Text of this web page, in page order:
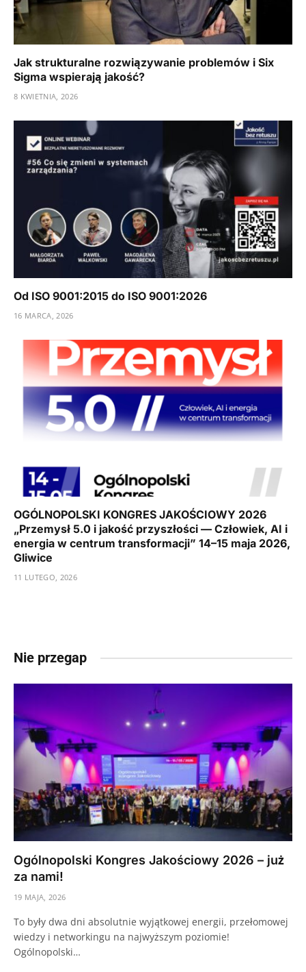
Jak strukturalne rozwiązywanie problemów i Six
Sigma wspierają jakość?
8 KWIETNIA, 2026
Od ISO 9001:2015 do ISO 9001:2026
16 MARCA, 2026
OGÓLNOPOLSKI KONGRES JAKOŚCIOWY 2026
„Przemysł 5.0 i jakość przyszłości — Człowiek, AI i
energia w centrum transformacji” 14–15 maja 2026,
Gliwice
11 LUTEGO, 2026
Nie przegap
Ogólnopolski Kongres Jakościowy 2026 – już
za nami!
19 MAJA, 2026
To były dwa dni absolutnie wyjątkowej energii, przełomowej
wiedzy i networkingu na najwyższym poziomie!
Ogólnopolski…